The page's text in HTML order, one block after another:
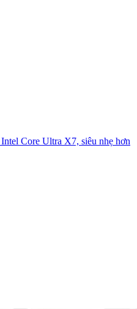
Core Ultra X7, siêu nhẹ hơn